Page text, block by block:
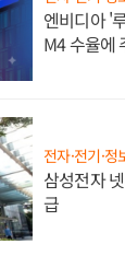
엔비디아 '
M4 수율에
전자·전기·정
삼성전자
급